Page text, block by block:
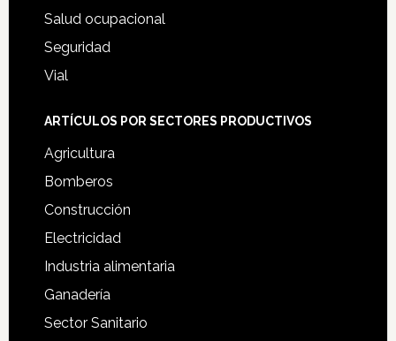
Salud ocupacional
Seguridad
Vial
ARTÍCULOS POR SECTORES PRODUCTIVOS
Agricultura
Bomberos
Construcción
Electricidad
Industria alimentaria
Ganadería
Sector Sanitario